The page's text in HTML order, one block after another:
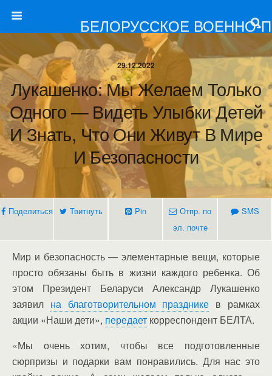
БЕЛОРУССКОЕ ВОЕННО-
29.12.2022
Лукашенко: Мы Желаем Только
Одного — Видеть Улыбки Детей
И Знать, Что Они Живут В Мире
И Безопасности
Поделиться Твитнуть Pin
Отпр. по
эл. почте
SMS
Мир и безопасность — элементарные вещи, которые
просто обязаны быть в жизни каждого ребенка. Об
этом Президент Беларуси Александр Лукашенко
заявил на благотворительном празднике в рамках
акции «Наши дети», передает корреспондент БЕЛТА.
«Мы очень хотим, чтобы все подготовленные
сюрпризы и подарки вам понравились. Для нас это